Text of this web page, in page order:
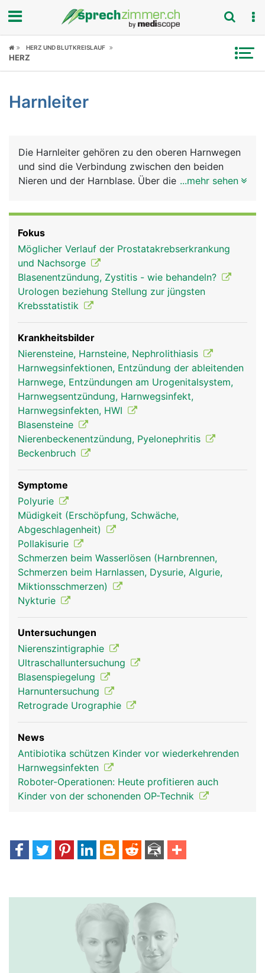
Fokus
Symptome
News
Rubriken
HERZ UND BLUTKREISLAUF
HERZ
Harnleiter
Die Harnleiter gehören zu den oberen Harnwegen
und sind die Verbindung zwischen den beiden
Nieren und der Harnblase. Über die Harnleiter
Harn durch wellenförmige Bewegungen in die
Blase befördern. Die Mündungsstelle liegt an der
Hinterseite der Blasenwand und ist so angelegt,
dass sie wie ein Ventil funktioniert, damit der Urin
nicht in Richtung Nieren zurückfliessen kann.
...mehr sehen
Fokus
Möglicher Verlauf der Prostatakrebserkrankung
und Nachsorge
Blasenentzündung, Zystitis - wie behandeln?
Urologen beziehung Stellung zur jüngsten
Krebsstatistik
Krankheitsbilder
Nierensteine, Harnsteine, Nephrolithiasis
Harnwegsinfektionen, Entzündung der ableitenden
Harnwege, Entzündungen am Urogenitalsystem,
Harnwegsentzündung, Harnwegsinfekt,
Harnwegsinfekten, HWI
Blasensteine
Nierenbeckenentzündung, Pyelonephritis
Beckenbruch
Symptome
Polyurie
Müdigkeit (Erschöpfung, Schwäche,
Abgeschlagenheit)
Pollakisurie
Schmerzen beim Wasserlösen (Harnbrennen,
Schmerzen beim Harnlassen, Dysurie, Algurie,
Miktionsschmerzen)
Nykturie
Untersuchungen
Nierenszintigraphie
Ultraschalluntersuchung
Blasenspiegelung
Harnuntersuchung
Retrograde Urographie
News
Antibiotika schützen Kinder vor wiederkehrenden
Harnwegsinfekten
Roboter-Operationen: Heute profitieren auch
Kinder von der schonenden OP-Technik